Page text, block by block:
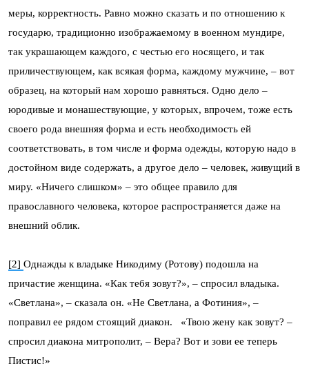
меры, корректность. Равно можно сказать и по отношению к
государю, традиционно изображаемому в военном мундире,
так украшающем каждого, с честью его носящего, и так
приличествующем, как всякая форма, каждому мужчине, – вот
образец, на который нам хорошо равняться. Одно дело –
юродивые и монашествующие, у которых, впрочем, тоже есть
своего рода внешняя форма и есть необходимость ей
соответствовать, в том числе и форма одежды, которую надо в
достойном виде содержать, а другое дело – человек, живущий в
миру. «Ничего слишком» – это общее правило для
православного человека, которое распространяется даже на
внешний облик.
[2] Однажды к владыке Никодиму (Ротову) подошла на
причастие женщина. «Как тебя зовут?», – спросил владыка.
«Светлана», – сказала он. «Не Светлана, а Фотиния», –
поправил ее рядом стоящий диакон. «Твою жену как зовут? –
спросил диакона митрополит, – Вера? Вот и зови ее теперь
Пистис!»